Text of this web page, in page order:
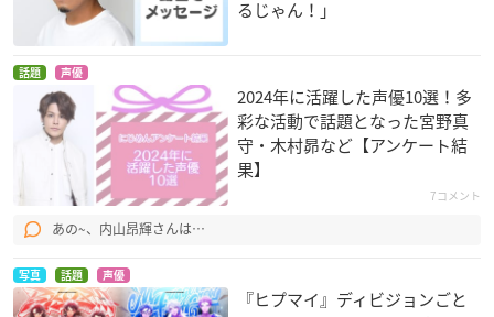
るじゃん！」
話題 声優
2024年に活躍した声優10選！多
彩な活動で話題となった宮野真
守・木村昴など【アンケート結
果】
7コメント
あの~、内山昂輝さんは…
写真 話題 声優
『ヒプマイ』ディビジョンごと